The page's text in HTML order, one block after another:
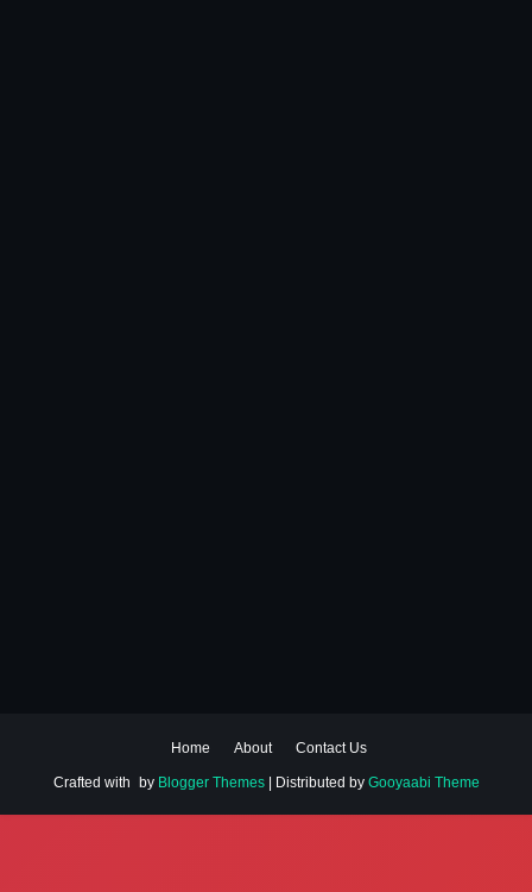
Home About Contact Us
Crafted with by Blogger Themes| Distributed by Gooyaabi Theme